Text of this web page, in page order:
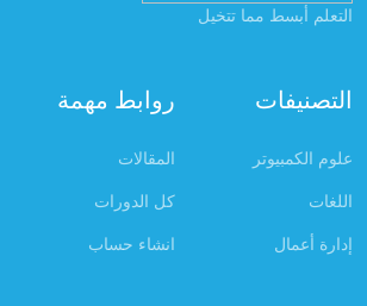
التعلم أبسط مما تتخيل
التصنيفات
علوم الكمبيوتر
اللغات
إدارة أعمال
روابط مهمة
المقالات
كل الدورات
انشاء حساب